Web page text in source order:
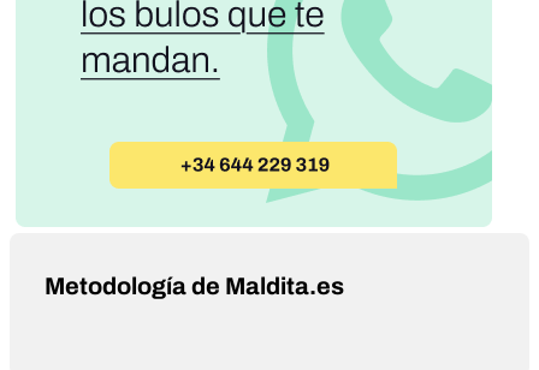
Metodología de Maldita.es